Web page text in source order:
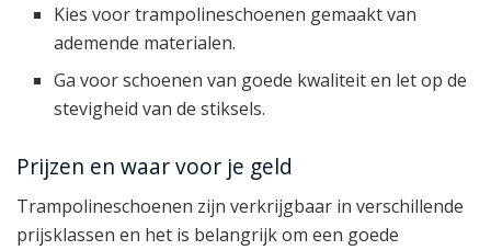
Kies voor trampolineschoenen gemaakt van
ademende materialen.
Ga voor schoenen van goede kwaliteit en let op de
stevigheid van de stiksels.
Prijzen en waar voor je geld
Trampolineschoenen zijn verkrijgbaar in verschillende
prijsklassen en het is belangrijk om een goede